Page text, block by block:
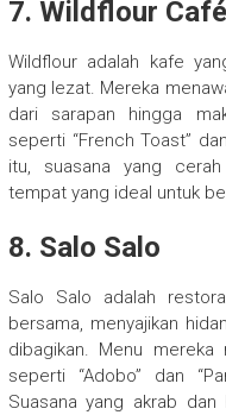
7. Wildflour
Wildflour adalah kafe
yang lezat. Mereka
dari sarapan hingga
seperti “French Toast”
itu, suasana yang
tempat yang ideal untuk
8. Salo Salo
Salo Salo adalah
bersama, menyajikan
dibagikan. Menu mereka
seperti “Adobo” dan
Suasana yang akrab dan